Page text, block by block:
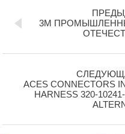
3M
ACES CONNECTORS
HARNESS 320-